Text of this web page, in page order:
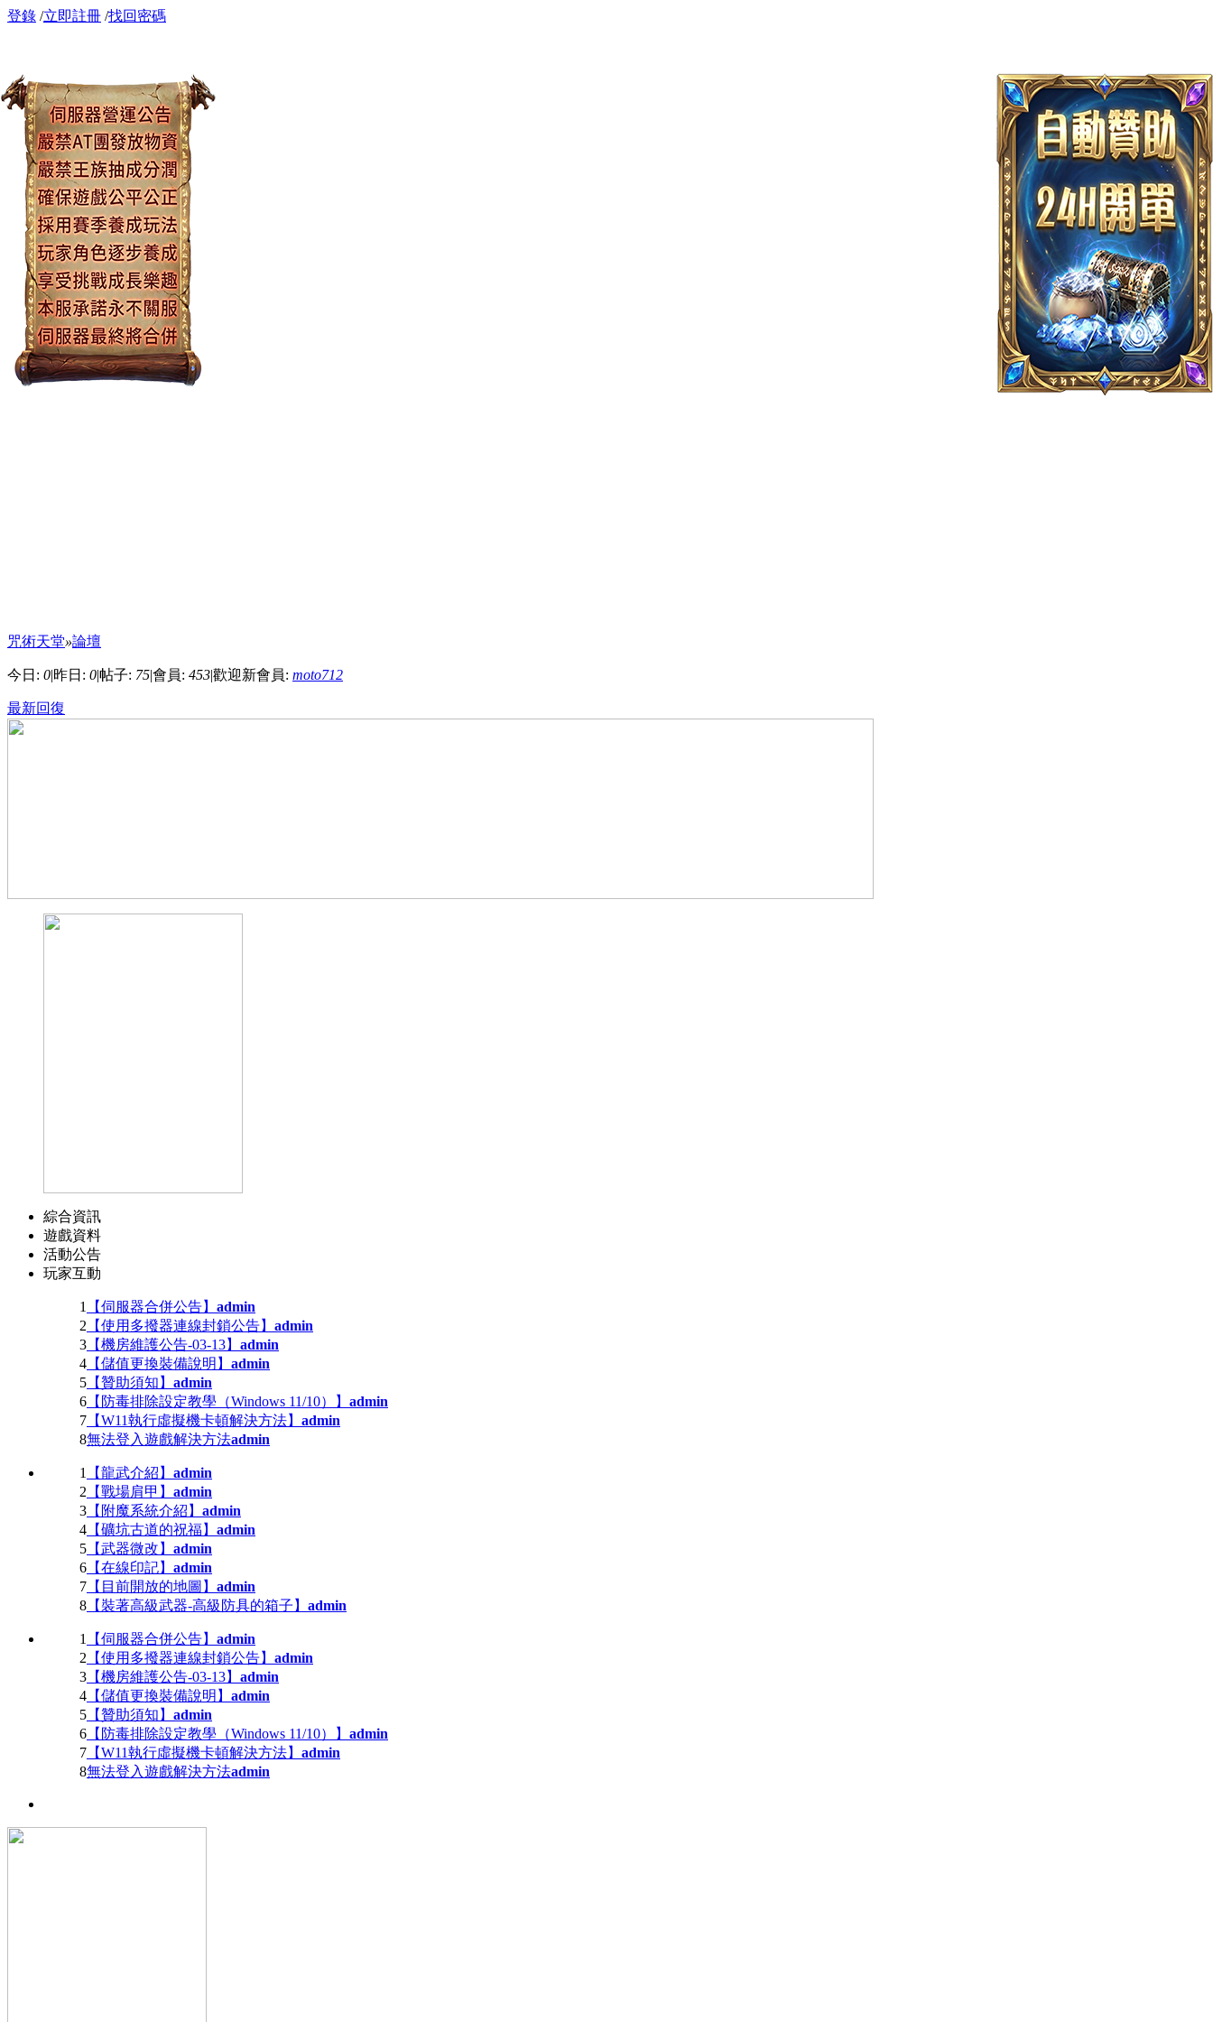
登錄 /立即註冊 /找回密碼
咒術天堂»論壇
今日: 0|昨日: 0|帖子: 75|會員: 453|歡迎新會員: moto712
最新回復
綜合資訊
遊戲資料
活動公告
玩家互動
1 【伺服器合併公告】 admin
2 【使用多撥器連線封鎖公告】 admin
3 【機房維護公告-03-13】 admin
4 【儲值更換裝備說明】 admin
5 【贊助須知】 admin
6 【防毒排除設定教學（Windows 11/10）】 admin
7 【W11執行虛擬機卡頓解決方法】 admin
8無法登入遊戲解決方法admin
1 【龍武介紹】 admin
2 【戰場肩甲】 admin
3 【附魔系統介紹】 admin
4 【礦坑古道的祝福】 admin
5 【武器微改】 admin
6 【在線印記】 admin
7 【目前開放的地圖】 admin
8 【裝著高級武器-高級防具的箱子】 admin
1 【伺服器合併公告】 admin
2 【使用多撥器連線封鎖公告】 admin
3 【機房維護公告-03-13】 admin
4 【儲值更換裝備說明】 admin
5 【贊助須知】 admin
6 【防毒排除設定教學（Windows 11/10）】 admin
7 【W11執行虛擬機卡頓解決方法】 admin
8無法登入遊戲解決方法admin